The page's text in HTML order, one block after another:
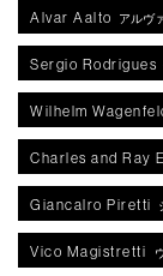
Alvar Aalto アルヴ
Sergio Rodrigues
Wilhelm
Charles and Ray
Giancalro Piretti
Vico Magistretti